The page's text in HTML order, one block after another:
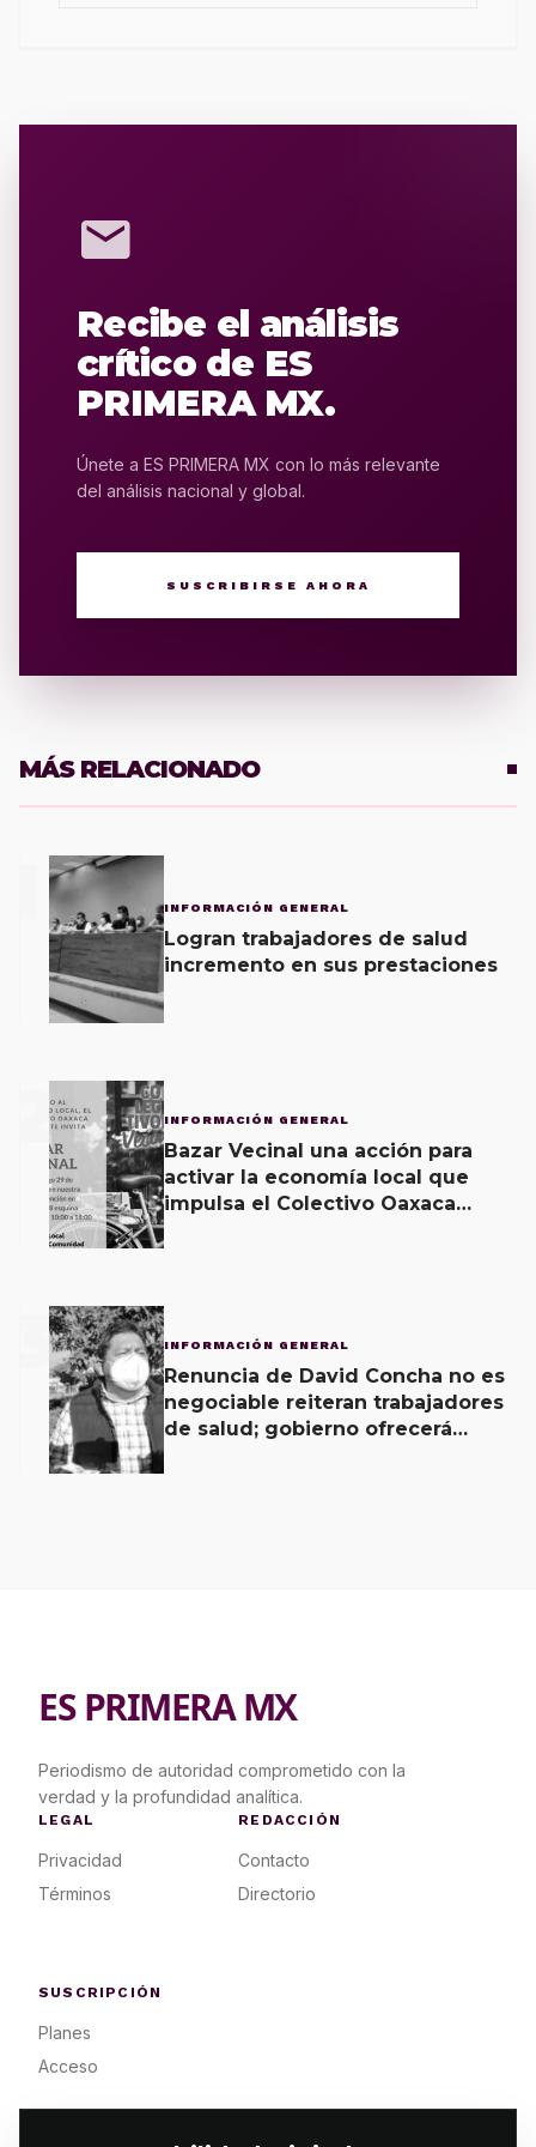
mail
Recibe el análisis
crítico de ES
PRIMERA MX.
Únete a ES PRIMERA MX con lo más relevante
del análisis nacional y global.
SUSCRIBIRSE AHORA
MÁS RELACIONADO
INFORMACIÓN GENERAL
Logran trabajadores de salud
incremento en sus prestaciones
2 INFORMACIÓN GENERAL
Bazar Vecinal una acción para
activar la economía local que
impulsa el Colectivo Oaxaca
3 INFORMACIÓN GENERAL
Renuncia de David Concha no es
negociable reiteran trabajadores
de salud; gobierno ofrecerá
ES PRIMERA MX
Periodismo de autoridad comprometido con la
verdad y la profundidad analítica.
LEGAL
Privacidad
Términos
REDACCIÓN
Contacto
Directorio
SUSCRIPCIÓN
Planes
Acceso